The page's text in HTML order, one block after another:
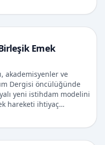
Emek
akademisyenler ve
Dergisi öncülüğünde
yeni istihdam modelini
hareketi ihtiyaç…